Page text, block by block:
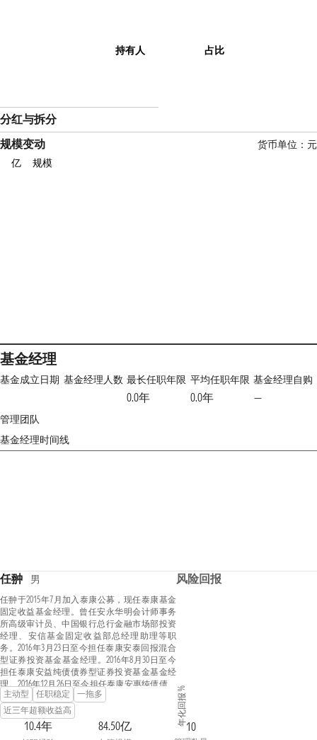
持有人 占比
分红与拆分
规模变动
货币单位：元
亿
规模
基金经理
基金成立日期 基金经理人数 最长任职年限
0.0年
平均任职年限
0.0年
基金经理自购
—
管理团队
基金经理时间线
任翀 男
任翀于2015年7月加入泰康公募，现任泰康基金
固定收益基金经理。曾任安永华明会计师事务
所高级审计员、中国银行总行金融市场部投资
经理、安信基金固定收益部总经理助理等职
务。2016年3月23日至今担任泰康安泰回报混合
型证券投资基金基金经理。2016年8月30日至今
担任泰康安益纯债债券型证券投资基金基金经
理。2016年12月26日至今担任泰康安惠纯债债券
型证券投资基金基金经理。2017年11月1日至今
担任泰康安悦纯债3个月定期开放债券型发起式
证券投资基金基金经理。2017年12月27日至2023
年12月12日担任泰康瑞坤纯债债券型证券投资基
主动型 任职稳定
一拖多
近三年超额收益高
10.4年 84.50亿 10
风险回报
年化回报 %